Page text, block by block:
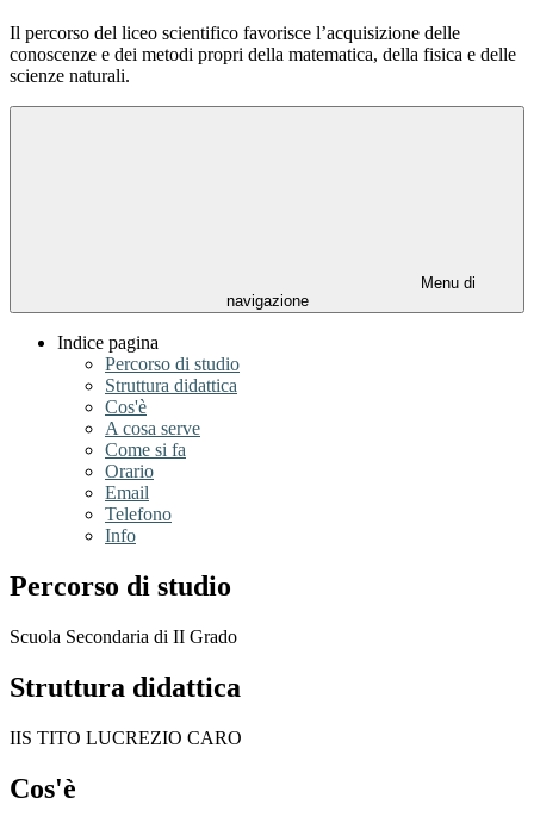
Il percorso del liceo scientifico favorisce l’acquisizione delle
conoscenze e dei metodi propri della matematica, della fisica e delle
scienze naturali.
Menu di
navigazione
Indice pagina
Percorso di studio
Struttura didattica
Cos'è
A cosa serve
Come si fa
Orario
Email
Telefono
Info
Percorso di studio
Scuola Secondaria di II Grado
Struttura didattica
IIS TITO LUCREZIO CARO
Cos'è